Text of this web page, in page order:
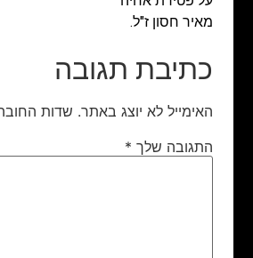
מאיר חסון ז"ל.
כתיבת תגובה
האימייל לא יוצג באתר. שדות
התגובה שלך *